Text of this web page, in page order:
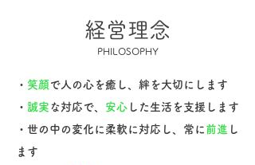
経営理念
​PHILOSOPHY
​・ 笑顔 で人の心を癒し、絆を大切にします
・ 誠実 な対応で、 安心 した生活を支援します
・世の中の変化に柔軟に対応し、常に 前進 し
ます